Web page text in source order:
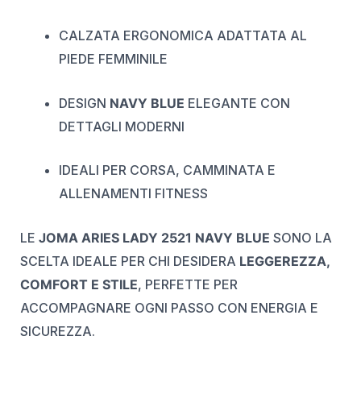
CALZATA ERGONOMICA ADATTATA AL
PIEDE FEMMINILE
DESIGN NAVY BLUE ELEGANTE CON
DETTAGLI MODERNI
IDEALI PER CORSA, CAMMINATA E
ALLENAMENTI FITNESS
LE JOMA ARIES LADY 2521 NAVY BLUE SONO LA
SCELTA IDEALE PER CHI DESIDERA LEGGEREZZA,
COMFORT E STILE, PERFETTE PER
ACCOMPAGNARE OGNI PASSO CON ENERGIA E
SICUREZZA.